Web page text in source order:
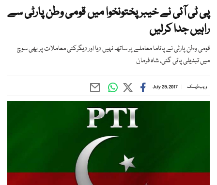
پی ٹی آئی نے خیبر پختونخوا میں قومی وطن پارٹی سے
راہیں جدا کرلیں
قومی وطن پارٹی نے پاناما معاملے پر ساتھ نہیں دیا اور دیگرکئی معاملات پر بھی سوچ
میں تبدیلی پائی گئی، شاہ فرمان
ویب ڈیسک July 29, 2017